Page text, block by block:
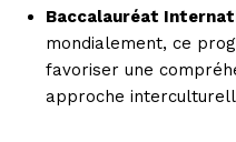
Baccalauréat
mondialement, ce
favoriser une
approche